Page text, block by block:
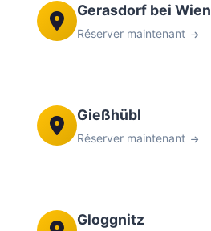
Gerasdorf bei Wien
Réserver maintenant
Gießhübl
Réserver maintenant
Gloggnitz